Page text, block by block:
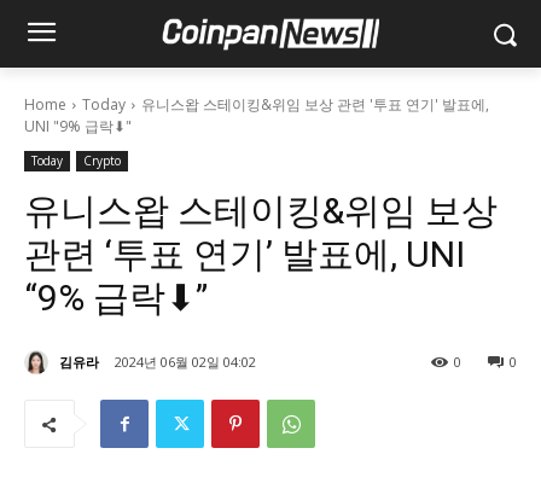
Home Today
유니스왑 스테이킹&위임 보상 관련 '투표 연기' 발표에,
UNI "9% 급락⬇"
Today Crypto
유니스왑 스테이킹&위임 보상
관련 ‘투표 연기’ 발표에, UNI
“9% 급락⬇”
김유라 2024년 06월 02일 04:02 0
0